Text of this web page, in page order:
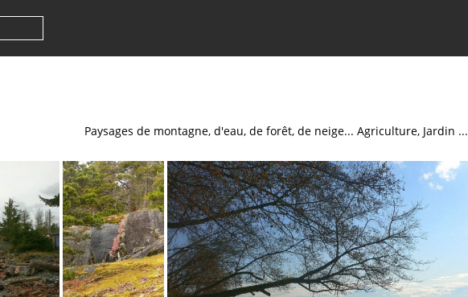
Paysages de montagne, d'eau, de forêt, de neige... Agriculture, Jardin ...